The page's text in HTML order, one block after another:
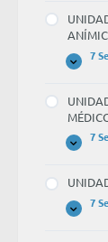
EN
LA
Expandir
UNIDAD
Y
7
Expandir
UNIDAD
PARTES
DEL
CUERPO
7
Expandir
UNIDAD
7